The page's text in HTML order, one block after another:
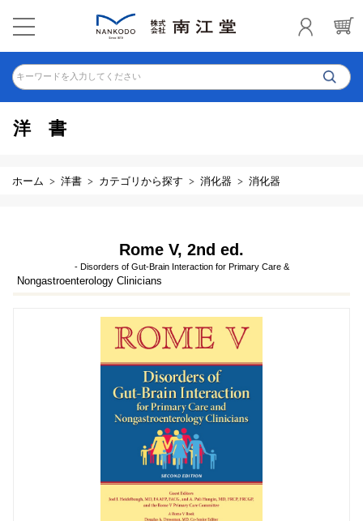
キーワードを入力してください
洋書
ホーム 洋書 カテゴリから探す 消化器 消化器
Rome V, 2nd ed.
- Disorders of Gut-Brain Interaction for Primary Care &
Nongastroenterology Clinicians